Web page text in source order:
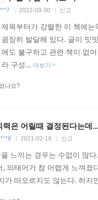
2022-09-30 신고
제목부터가 강렬한 이 책에
굉장히 발달해 있다. 글이 밋
에도 불구하고 관련 책이 없
라 구성... 더보기
나요?
력은 어릴때 결정된다는데...
2021-02-16 신고
느끼는 경우는 수없이 많
, 의태어가 참 어렵게 느껴
가 떠오르지도 않는다. 하